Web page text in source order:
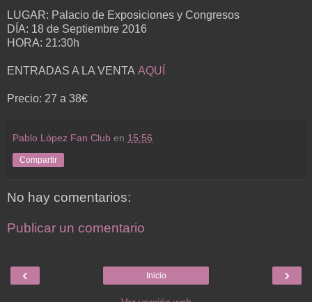
LUGAR: Palacio de Exposiciones y Congresos
DÍA: 18 de Septiembre 2016
HORA: 21:30h
ENTRADAS A LA VENTA AQUÍ
Precio: 27 a 38€
Pablo López Fan Club en 15:56
Compartir
No hay comentarios:
Publicar un comentario
‹ ›
Inicio